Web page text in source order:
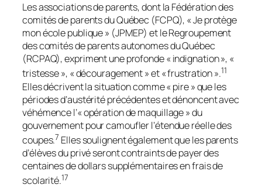
Les associations de parents, dont la Fédération des
comités de parents du Québec (FCPQ), « Je protège
mon école publique » (JPMEP) et le Regroupement
des comités de parents autonomes du Québec
(RCPAQ), expriment une profonde « indignation », «
tristesse », « découragement » et « frustration ».11
Elles décrivent la situation comme « pire » que les
périodes d’austérité précédentes et dénoncent avec
véhémence l’« opération de maquillage » du
gouvernement pour camoufler l’étendue réelle des
coupes.7 Elles soulignent également que les parents
d’élèves du privé seront contraints de payer des
centaines de dollars supplémentaires en frais de
scolarité.17